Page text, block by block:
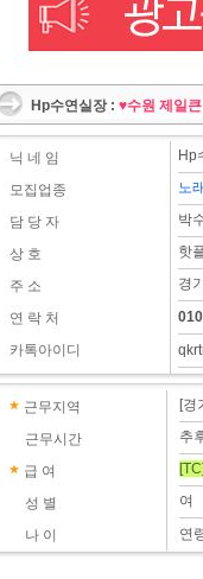
Hp수연실장 : ♥수원 제일
닉 네 임
모집업종
담 당 자
상 호
주 소
연 락 처
카톡아이디
Hp
노
박
핫
경
근무지역
근무시간
급 여
성 별
나 이
[경
추
여
연